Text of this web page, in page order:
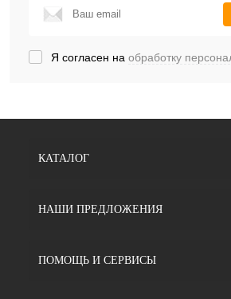
Я согласен на обработку
КАТАЛОГ
НАШИ ПРЕДЛОЖЕНИЯ
ПОМОЩЬ И СЕРВИСЫ